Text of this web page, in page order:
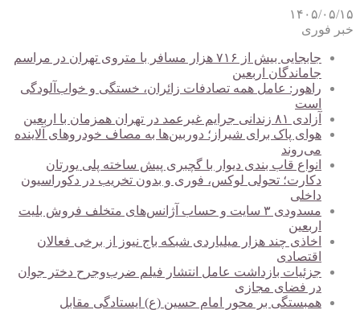
۱۴۰۵/۰۵/۱۵
خبر فوری
جابجایی بیش از ۷۱۶ هزار مسافر با متروی تهران در مراسم
جاماندگان اربعین
راهور: عامل همه تصادفات زائران، خستگی و خواب‌آلودگی
است
آزادی ۸۱ زندانی جرایم غیرعمد در تهران همزمان با اربعین
هوای پاک برای شیراز؛ دوربین‌ها به مصاف خودروهای آلاینده
می‌روند
انواع قاب بندی دیوار با گچبری پیش ساخته پلی یورتان
دکارت؛ تحولی لوکس، فوری و بدون تخریب در دکوراسیون
داخلی
مسدودی ۳ سایت و حساب آژانس‌های متخلف فروش بلیت
اربعین
اخاذی چند هزار میلیاردی شبکه باج نیوز از برخی فعالان
اقتصادی
جزئیات بازداشت عامل انتشار فیلم ضرب‌وجرح دختر جوان
در فضای مجازی
همبستگی بر محور امام حسین (ع) ایستادگی مقابل